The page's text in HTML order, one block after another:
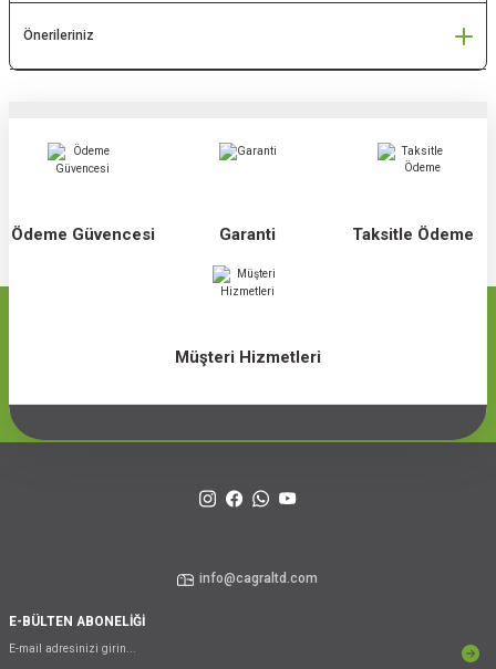
Önerileriniz
Ödeme Güvencesi Garanti Taksitle Ödeme
Müşteri Hizmetleri
info@cagraltd.com
E-BÜLTEN ABONELİĞİ